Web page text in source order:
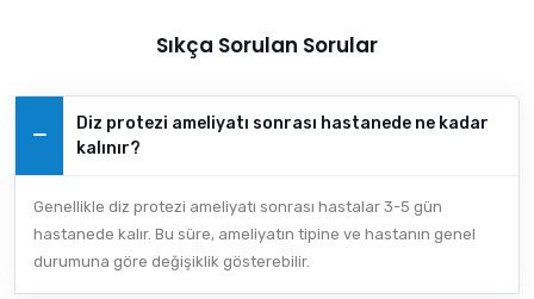
Sıkça Sorulan Sorular
Diz protezi ameliyatı sonrası hastanede ne kadar
kalınır?
Genellikle diz protezi ameliyatı sonrası hastalar 3-5 gün
hastanede kalır. Bu süre, ameliyatın tipine ve hastanın genel
durumuna göre değişiklik gösterebilir.